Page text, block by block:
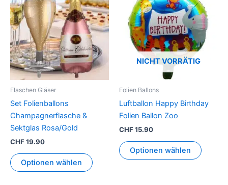
Flaschen Gläser
Set Folienballons
Champagnerflasche &
Sektglas Rosa/Gold
CHF19.90
Optionen wählen
NICHT VORRÄTIG
Folien Ballons
Luftballon Happy Birthday
Folien Ballon Zoo
CHF15.90
Optionen wählen